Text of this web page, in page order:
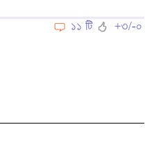
১১ টি +৩/-০